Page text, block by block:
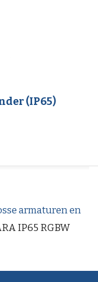
(IP65)
armaturen en
IP65 RGBW